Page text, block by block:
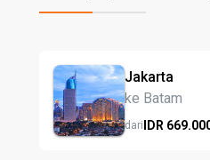
Jakarta
ke Batam
dariIDR 669.